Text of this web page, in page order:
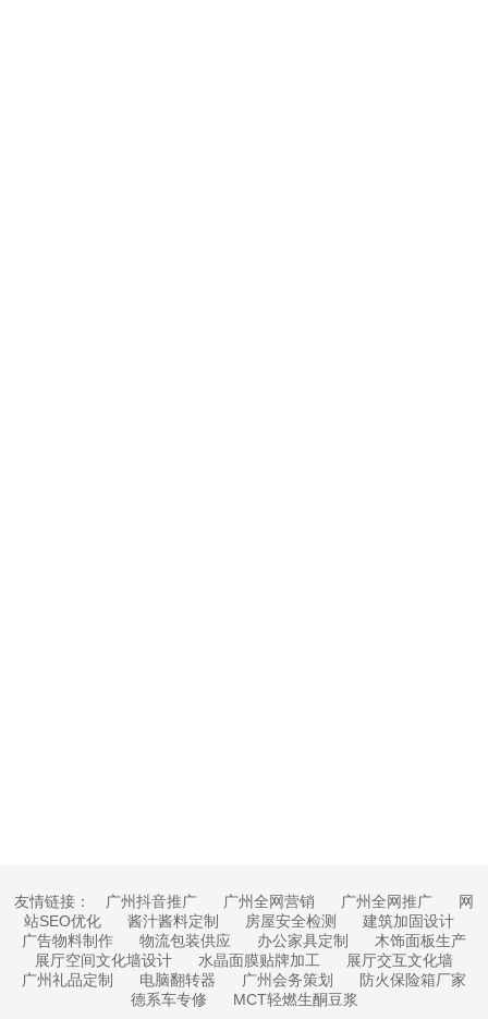
友情链接： 广州抖音推广 广州全网营销 广州全网推广
网
站SEO优化
酱汁酱料定制 房屋安全检测
建筑加固设计
广告物料制作
物流包装供应 办公家具定制
木饰面板生产
展厅空间文化墙设计
水晶面膜贴牌加工
展厅交互文化墙
广州礼品定制
电脑翻转器 广州会务策划
防火保险箱厂家
德系车专修
MCT轻燃生酮豆浆